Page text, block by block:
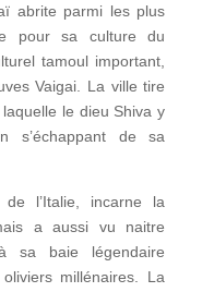
abrite parmi les plus
pour sa culture du
tamoul important,
Vaigai. La ville tire
le dieu Shiva y
s’échappant de sa
l’Italie, incarne la
a aussi vu naitre
sa baie légendaire
millénaires. La